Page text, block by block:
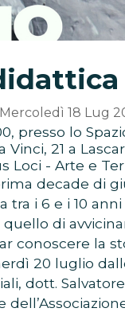
Mercoledì 18 Lug
presso lo
21 a
Loci - Arte e
decade di
i 6 e i 10 anni
di
conoscere la
20 luglio
dott.